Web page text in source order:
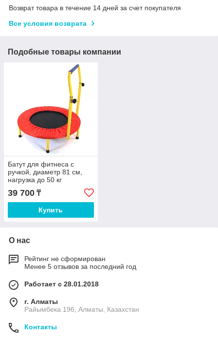
Возврат товара в течение 14 дней за счет покупателя
Все условия возврата
Подобные товары компании
Батут для фитнеса с
ручкой, диаметр 81 см,
нагрузка до 50 кг
39 700 ₸
Купить
О нас
Рейтинг не сформирован
Менее 5 отзывов за последний год
Работает с 28.01.2018
г. Алматы
Райымбека 196, Алматы, Казахстан
Контакты